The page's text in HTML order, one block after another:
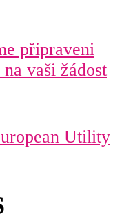
připraveni
vaši žádost
Utility